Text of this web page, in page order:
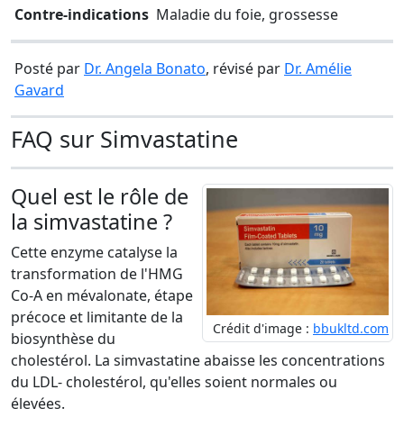
Contre-indications Maladie du foie, grossesse
Posté par Dr. Angela Bonato, révisé par Dr. Amélie
Gavard
FAQ sur Simvastatine
Crédit d'image : bbukltd.com
Quel est le rôle de
la simvastatine ?
Cette enzyme catalyse la
transformation de l'HMG
Co-A en mévalonate, étape
précoce et limitante de la
biosynthèse du
cholestérol. La simvastatine abaisse les concentrations
du LDL- cholestérol, qu'elles soient normales ou
élevées.